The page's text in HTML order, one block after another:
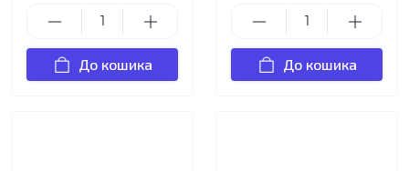
До кошика До кошика